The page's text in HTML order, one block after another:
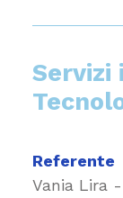
Servizi
Referente
Vania Lira -